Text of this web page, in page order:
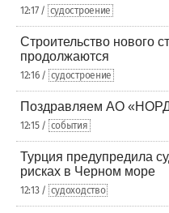
12:17 / судостроение
Строительство нового
продолжаются
12:16 / судостроение
Поздравляем АО
12:15 / события
Турция предупредила
рисках в Черном море
12:13 / судоходство